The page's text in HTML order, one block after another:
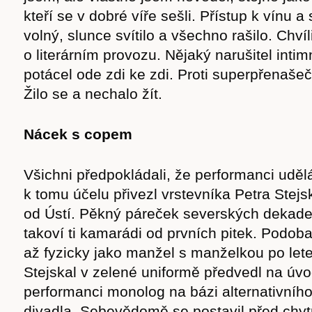
kteří se v dobré víře sešli. Přístup k vínu a
volný, slunce svítilo a všechno rašilo.
o literárním provozu. Nějaký narušitel
potácel ode zdi ke zdi. Proti
Žilo se a nechalo žít.
Nácek s copem
Všichni předpokládali, že performanci
k tomu účelu přivezl vrstevníka Petra
od Ústí. Pěkný páreček severských
takoví ti kamarádi od prvních pitek.
až fyzicky jako manžel s manželkou po
Stejskal v zelené uniformě předvedl na
performanci monolog na bázi